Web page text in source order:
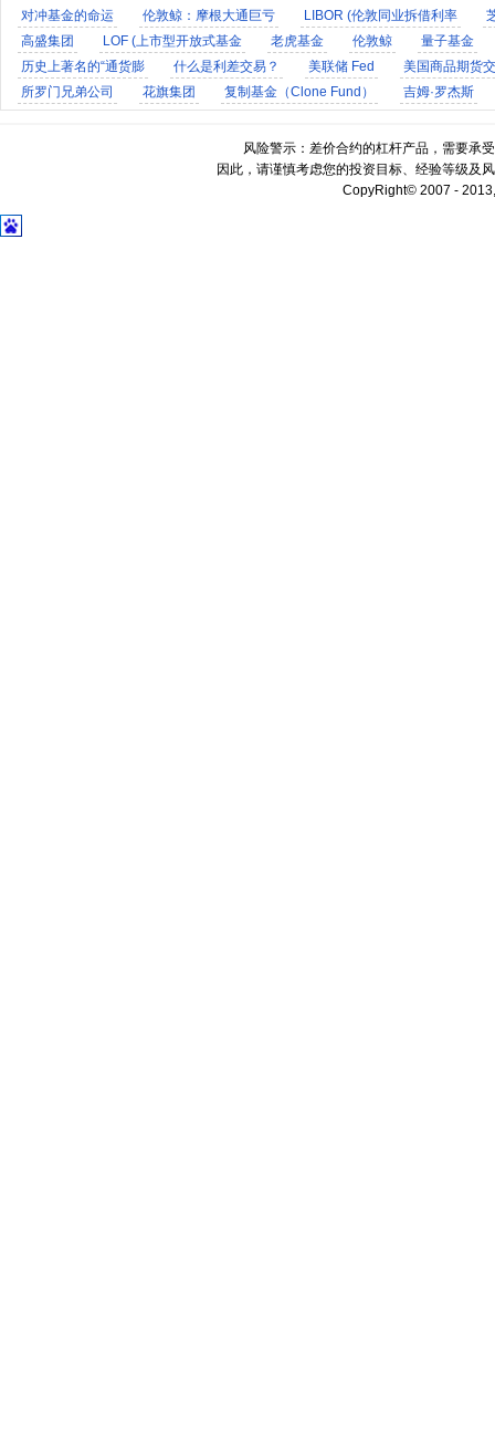
对冲基金的命运 伦敦鲸：摩根大通巨亏 LIBOR (伦敦同业拆借利率
高盛集团
LOF (上市型开放式基金 老虎基金 伦敦鲸
量子基金
历史上著名的“通货膨
什么是利差交易？ 美联储 Fed
美国商品期货
所罗门兄弟公司
花旗集团 复制基金（Clone Fund）
吉姆·罗杰斯
风险警示：差价合约的杠杆产品，需要承
因此，请谨慎考虑您的投资目标、经验等级及
CopyRight© 2007 -